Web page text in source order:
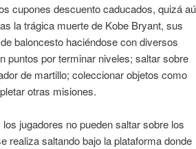
cupones descuento caducados, quizá
la trágica muerte de Kobe Bryant, sus
baloncesto haciéndose con diversos
puntos por terminar niveles; saltar sobre
de martillo; coleccionar objetos como
otras misiones.
jugadores no pueden saltar sobre los
realiza saltando bajo la plataforma donde